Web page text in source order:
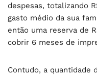
despesas, totalizando
gasto médio da sua
então uma reserva de
cobrir 6 meses de
Contudo, a quantidade